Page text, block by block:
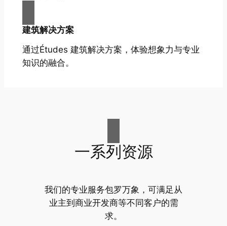
建筑解决方案
通过Études 建筑解决方案，体验想象力与专业
知识的融合。
一系列资源
我们的专业服务包罗万象，可满足从
业主到商业开发商等不同客户的需
求。